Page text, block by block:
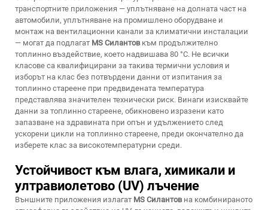
транспортните приложения — уплътняване на долната част на
автомобили, уплътняване на промишлено оборудване и
монтаж на вентилационни канали за климатични инсталации
— могат да подлагат MS Силантов към продължително
топлинно въздействие, което надвишава 80 °C. Не всички
класове са квалифицирани за такива термични условия и
изборът на клас без потвърдени данни от изпитания за
топлинно стареене при предвидената температура
представлява значителен технически риск. Винаги изисквайте
данни за топлинно стареене, обикновено изразени като
запазване на здравината при опън и удължението след
ускорени цикли на топлинно стареене, преди окончателно да
изберете клас за високотемпературни среди.
Устойчивост към влага, химикали и
ултравиолетово (UV) лъчение
Външните приложения излагат MS Силантов на комбинираното